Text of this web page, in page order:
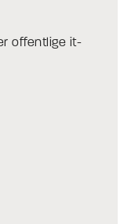
offentlige it-